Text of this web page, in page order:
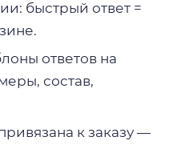
быстрый ответ =
ответов на
состав,
к заказу —